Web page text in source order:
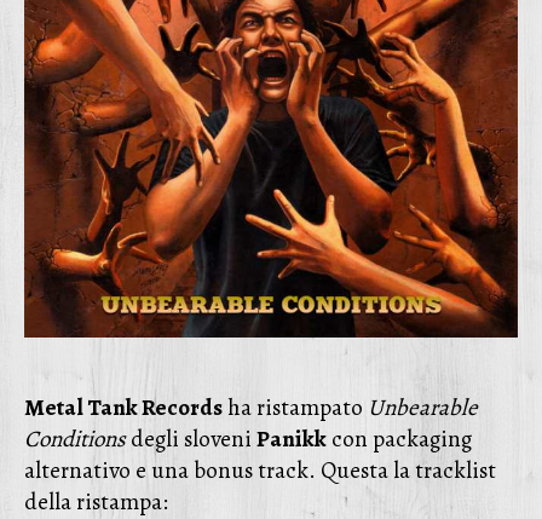
Metal Tank Recordsha ristampato Unbearable
Conditionsdegli sloveniPanikkcon packaging
alternativo e una bonus track. Questa la tracklist
della ristampa: